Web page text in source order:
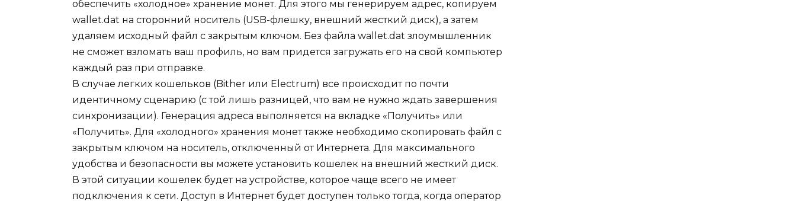
обеспечить «холодное» хранение монет. Для этого мы генерируем адрес, копируем
wallet.dat на сторонний носитель (USB-флешку, внешний жесткий диск), а затем
удаляем исходный файл с закрытым ключом. Без файла wallet.dat злоумышленник
не сможет взломать ваш профиль, но вам придется загружать его на свой компьютер
каждый раз при отправке.
В случае легких кошельков (Bither или Electrum) все происходит по почти
идентичному сценарию (с той лишь разницей, что вам не нужно ждать завершения
синхронизации). Генерация адреса выполняется на вкладке «Получить» или
«Получить». Для «холодного» хранения монет также необходимо скопировать файл с
закрытым ключом на носитель, отключенный от Интернета. Для максимального
удобства и безопасности вы можете установить кошелек на внешний жесткий диск.
В этой ситуации кошелек будет на устройстве, которое чаще всего не имеет
подключения к сети. Доступ в Интернет будет доступен только тогда, когда оператор